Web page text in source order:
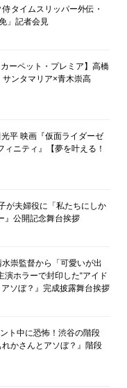
タイムスリッパー外伝・
」記者会見
ーペット・プレミア】高橋
ンタマリア×青木崇高
平 映画『仮面ライダーゼ
ニティ』【夢を叶える！
が夫婦役に「私たちにしか
』公開記念舞台挨拶
水崇監督から「可愛いが出
ホラーで封印した“アイド
ソぼ？』完成披露舞台挨拶
ト中に恐怖！渋谷の階段
れかさんとアソぼ？』階段